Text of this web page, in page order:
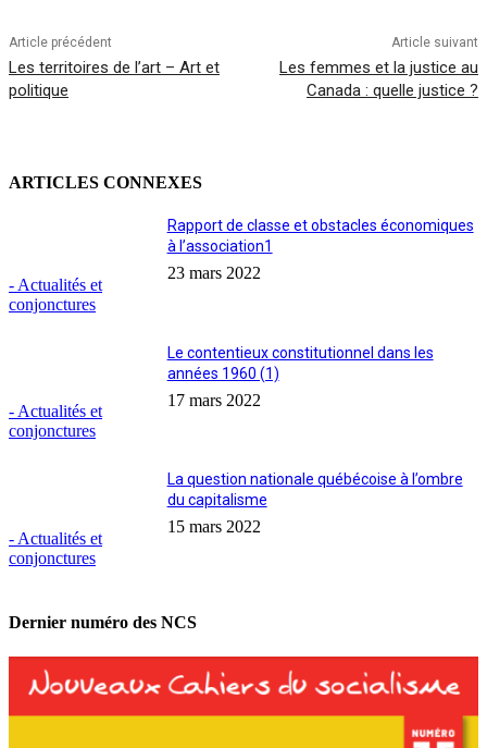
Article précédent
Les territoires de l’art – Art et
politique
Article suivant
Les femmes et la justice au
Canada : quelle justice ?
ARTICLES CONNEXES
- Actualités et
conjonctures
Rapport de classe et obstacles économiques
à l’association1
23 mars 2022
- Actualités et
conjonctures
Le contentieux constitutionnel dans les
années 1960 (1)
17 mars 2022
- Actualités et
conjonctures
La question nationale québécoise à l’ombre
du capitalisme
15 mars 2022
Dernier numéro des NCS